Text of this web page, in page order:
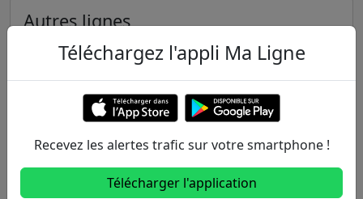
Autres lignes
Metro
2 3 3B 4
5 6 7 7B 8
11 12 13
Téléchargez l'appli Ma Ligne
Recevez les alertes trafic sur votre smartphone !
Télécharger l'application